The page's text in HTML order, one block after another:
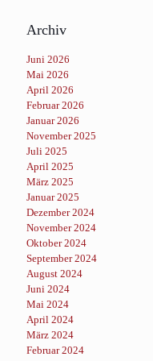
Archiv
Juni 2026
Mai 2026
April 2026
Februar 2026
Januar 2026
November 2025
Juli 2025
April 2025
März 2025
Januar 2025
Dezember 2024
November 2024
Oktober 2024
September 2024
August 2024
Juni 2024
Mai 2024
April 2024
März 2024
Februar 2024